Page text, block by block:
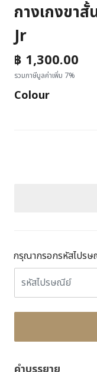
กางเกงขา
Jr
฿ 1,300.00
รวมภาษีมูลค่าเพิ่ม 7%
Colour
กรุณากรอกรหัสไปรษ